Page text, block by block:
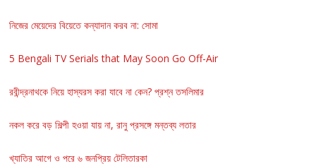
নিজের মেয়েদের বিয়েতে কন্যাদান করব না: সোমা
5 Bengali TV Serials that May Soon Go Off-Air
রবীন্দ্রনাথকে নিয়ে হাস্যরস করা যাবে না কেন? প্রশ্ন তসলিমার
নকল করে বড় শিল্পী হওয়া যায় না, রানু প্রসঙ্গে মন্তব্য লতার
খ্যাতির আগে ও পরে ৬ জনপ্রিয় টেলিতারকা